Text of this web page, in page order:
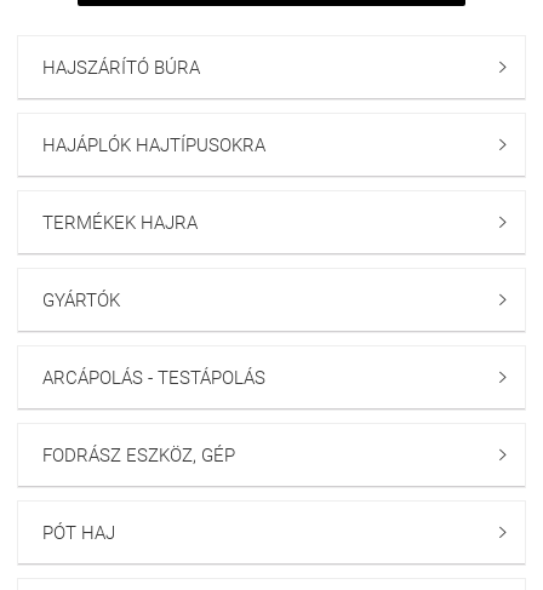
HAJSZÁRÍTÓ BÚRA 
HAJÁPLÓK HAJTÍPUSOKRA 
TERMÉKEK HAJRA 
GYÁRTÓK 
ARCÁPOLÁS - TESTÁPOLÁS 
FODRÁSZ ESZKÖZ, GÉP 
PÓT HAJ 